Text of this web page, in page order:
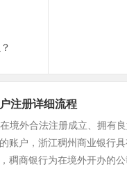
注册详细流程
境外合法注册成立、拥有
账户，浙江稠州商业银行
稠商银行为在境外开办的公